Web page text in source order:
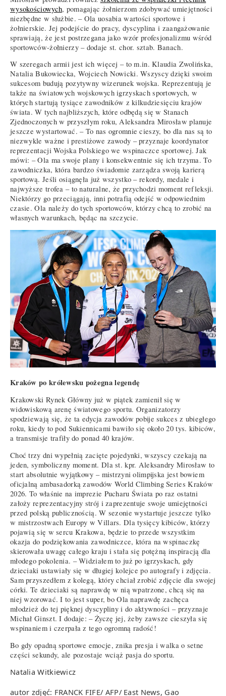
wysokościowych, pomagając żołnierzom zdobywać umiejętności
niezbędne w służbie. – Ola uosabia wartości sportowe i
żołnierskie. Jej podejście do pracy, dyscyplina i zaangażowanie
sprawiają, że jest postrzegana jako wzór profesjonalizmu wśród
sportowców-żołnierzy – dodaje st. chor. sztab. Banach.
W szeregach armii jest ich więcej – to m.in. Klaudia Zwolińska,
Natalia Bukowiecka, Wojciech Nowicki. Wszyscy dzięki swoim
sukcesom budują pozytywny wizerunek wojska. Reprezentują je
także na światowych wojskowych igrzyskach sportowych, w
których startują tysiące zawodników z kilkudziesięciu krajów
świata. W tych najbliższych, które odbędą się w Stanach
Zjednoczonych w przyszłym roku, Aleksandra Mirosław planuje
jeszcze wystartować. – To nas ogromnie cieszy, bo dla nas są to
niezwykle ważne i prestiżowe zawody – przyznaje koordynator
reprezentacji Wojska Polskiego we wspinaczce sportowej. Jak
mówi: – Ola ma swoje plany i konsekwentnie się ich trzyma. To
zawodniczka, która bardzo świadomie zarządza swoją karierą
sportową. Jeśli osiągnęła już wszystko – rekordy, medale i
najwyższe trofea – to naturalne, że przychodzi moment refleksji.
Niektórzy go przeciągają, inni potrafią odejść w odpowiednim
czasie. Ola należy do tych sportowców, którzy chcą to zrobić na
własnych warunkach, będąc na szczycie.
Kraków po królewsku pożegna legendę
Krakowski Rynek Główny już w piątek zamienił się w
widowiskową arenę światowego sportu. Organizatorzy
spodziewają się, że ta edycja zawodów pobije sukces z ubiegłego
roku, kiedy to pod Sukiennicami bawiło się około 20 tys. kibiców,
a transmisje trafiły do ponad 40 krajów.
Choć trzy dni wypełnią zacięte pojedynki, wszyscy czekają na
jeden, symboliczny moment. Dla st. kpr. Aleksandry Mirosław to
start absolutnie wyjątkowy – mistrzyni olimpijska jest bowiem
oficjalną ambasadorką zawodów World Climbing Series Kraków
2026. To właśnie na imprezie Pucharu Świata po raz ostatni
założy reprezentacyjny strój i zaprezentuje swoje umiejętności
przed polską publicznością. W sezonie wystartuje jeszcze tylko
w mistrzostwach Europy w Villars. Dla tysięcy kibiców, którzy
pojawią się w sercu Krakowa, będzie to przede wszystkim
okazja do podziękowania zawodniczce, która na wspinaczkę
skierowała uwagę całego kraju i stała się potężną inspiracją dla
młodego pokolenia. – Widziałem to już po igrzyskach, gdy
dzieciaki ustawiały się w długiej kolejce po autografy i zdjęcia.
Sam przyszedłem z kolegą, który chciał zrobić zdjęcie dla swojej
córki. Te dzieciaki są naprawdę w nią wpatrzone, chcą się na
niej wzorować. I to jest super, bo Ola naprawdę zachęca
młodzież do tej pięknej dyscypliny i do aktywności – przyznaje
Michał Ginszt. I dodaje: – Życzę jej, żeby zawsze cieszyła się
wspinaniem i czerpała z tego ogromną radość!
Bo gdy opadną sportowe emocje, znika presja i walka o setne
części sekundy, ale pozostaje wciąż pasja do sportu.
Natalia Witkiewicz
autor zdjęć: FRANCK FIFE/ AFP/ East News, Gao